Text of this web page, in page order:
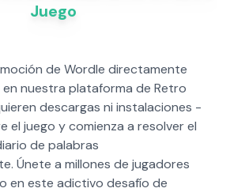
Juego
de Wordle directamente
nuestra plataforma de Retro
descargas ni instalaciones -
el juego y comienza a resolver el
de palabras
Únete a millones de jugadores
en este adictivo desafío de